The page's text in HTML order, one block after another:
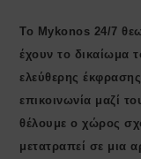
Το Mykonos 24/7
έχουν το δικαίωμα
ελεύθερης
επικοινωνία μαζί
θέλουμε ο χώρος
μετατραπεί σε μια